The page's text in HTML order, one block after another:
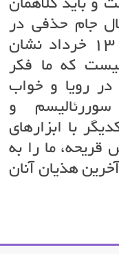
جام حذفی در
شبانگاه ۱۲ خرداد و بامداد ۱۳ خرداد نشان
که ما فکر
رویا و خواب
و
با ابزارهای
ما را به
هذیان آنان